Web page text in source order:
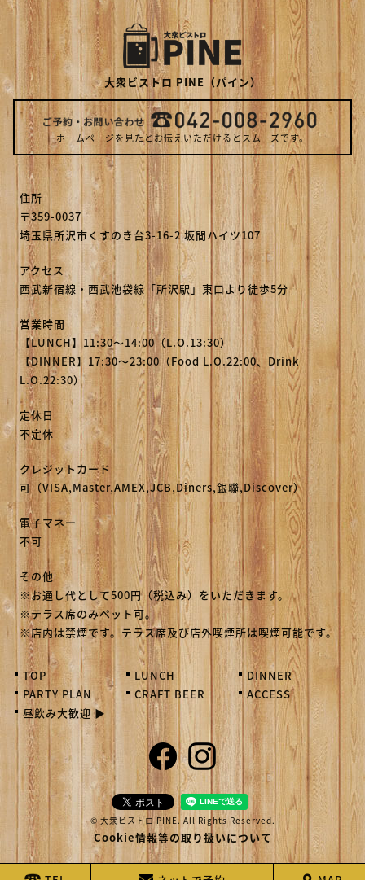
大衆ビストロ PINE（パイン）
ホームページを見たとお伝えいただけるとスムーズです。
住所
〒359-0037
埼玉県所沢市くすのき台3-16-2 坂間ハイツ107
アクセス
西武新宿線・西武池袋線「所沢駅」東口より徒歩5分
営業時間
【LUNCH】11:30～14:00（L.O.13:30）
【DINNER】17:30～23:00（Food L.O.22:00、Drink
L.O.22:30）
定休日
不定休
クレジットカード
可（VISA,Master,AMEX,JCB,Diners,銀聯,Discover）
電子マネー
不可
その他
※お通し代として500円（税込み）をいただきます。
※テラス席のみペット可。
※店内は禁煙です。テラス席及び店外喫煙所は喫煙可能です。
TOP LUNCH
DINNER
PARTY PLAN
CRAFT BEER
ACCESS
昼飲み大歓迎 ▶
© 大衆ビストロ PINE. All Rights Reserved.
Cookie情報等の取り扱いについて